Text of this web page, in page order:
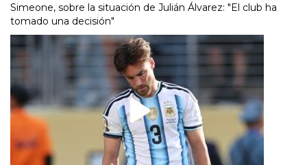
Simeone, sobre la situación de Julián Álvarez: "El club ha
tomado una decisión"